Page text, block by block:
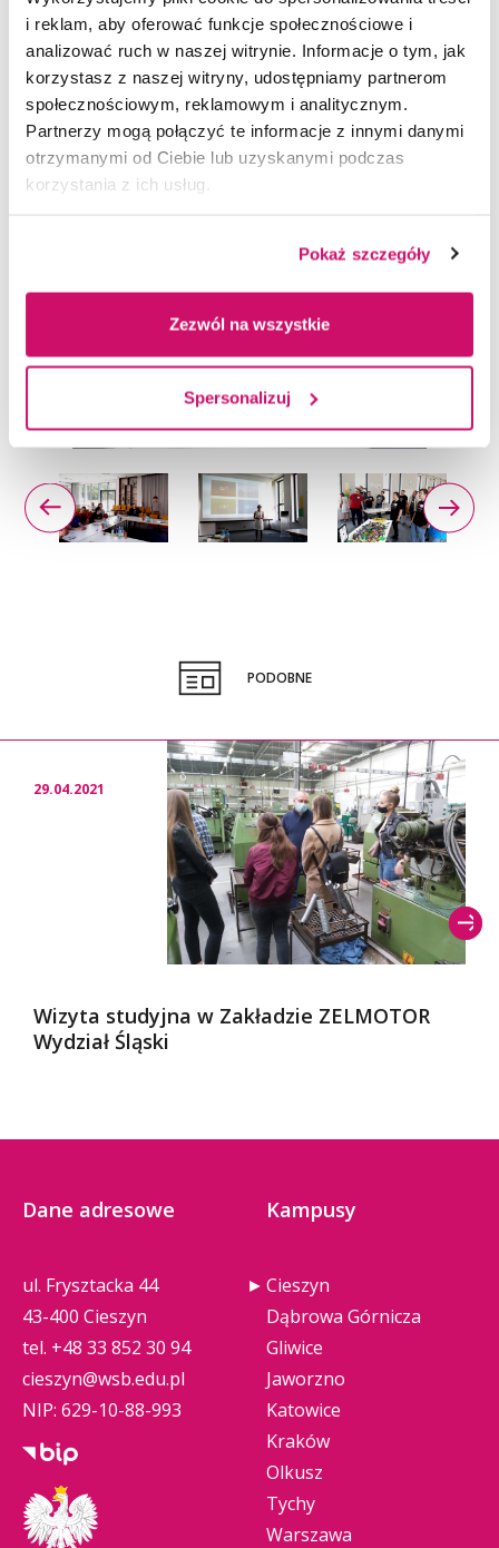
i reklam, aby oferować funkcje społecznościowe i
analizować ruch w naszej witrynie. Informacje o tym, jak
korzystasz z naszej witryny, udostępniamy partnerom
społecznościowym, reklamowym i analitycznym.
Partnerzy mogą połączyć te informacje z innymi danymi
otrzymanymi od Ciebie lub uzyskanymi podczas
korzystania z ich usług.
Pokaż szczegóły
Zezwól na wszystkie
Spersonalizuj
na te wartości stawia firma Rekord. Zafascynowani
wizytą oraz działalnością nie tylko informatyczną,
ale w zakresie sportu i CRS studenci powrócili do
Wydziału Zamiejscowego w Cieszynie
w oczekiwaniu na kolejne wizyty w wiodących
firmach i instytucjach naszego regionu.
PODOBNE
29.04.2021
Wizyta studyjna w Zakładzie ZELMOTOR
Wydział Śląski
Dane adresowe
ul. Frysztacka 44
43-400 Cieszyn
tel. +48 33 852 30 94
cieszyn@wsb.edu.pl
NIP: 629-10-88-993
Kampusy
Cieszyn
Dąbrowa Górnicza
Gliwice
Jaworzno
Katowice
Kraków
Olkusz
Tychy
Warszawa